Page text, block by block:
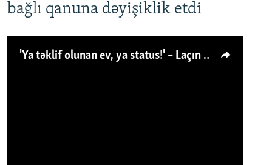
bağlı qanuna dəyişiklik etdi
'Ya təklif olunan ev, ya status!' – Laçın köçkünü: 'Laçından başqa heç hara!'